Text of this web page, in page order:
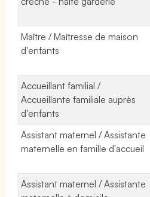
Maître / Maîtresse de maison
d'enfants
Accueillant familial /
Accueillante familiale auprès
d'enfants
Assistant maternel / Assistante
maternelle en famille d'accueil
Assistant maternel / Assistante